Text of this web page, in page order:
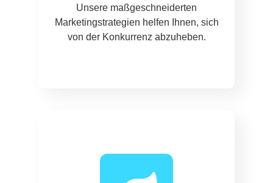
Unsere maßgeschneiderten
Marketingstrategien helfen Ihnen, sich
von der Konkurrenz abzuheben.